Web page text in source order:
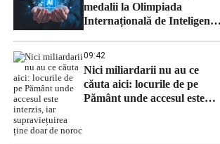
medalii la Olimpiada
Internațională de Inteligență
09:42
Nici miliardarii nu au ce
căuta aici: locurile de pe
Pământ unde accesul este